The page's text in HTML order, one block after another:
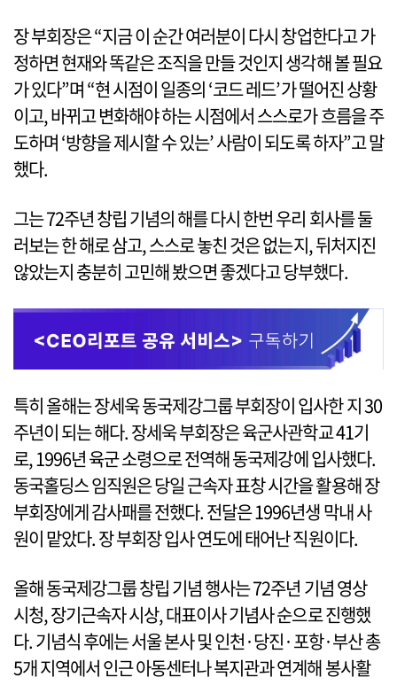
장 부회장은 “지금 이 순간 여러분이 다시 창업한다고 가
정하면 현재와 똑같은 조직을 만들 것인지 생각해 볼 필요
가 있다”며 “현 시점이 일종의 ‘코드 레드’가 떨어진 상황
이고, 바뀌고 변화해야 하는 시점에서 스스로가 흐름을 주
도하며 ‘방향을 제시할 수 있는’ 사람이 되도록 하자”고 말
했다.
그는 72주년 창립 기념의 해를 다시 한번 우리 회사를 둘
러보는 한 해로 삼고, 스스로 놓친 것은 없는지, 뒤처지진
않았는지 충분히 고민해 봤으면 좋겠다고 당부했다.
특히 올해는 장세욱 동국제강그룹 부회장이 입사한 지 30
주년이 되는 해다. 장세욱 부회장은 육군사관학교 41기
로, 1996년 육군 소령으로 전역해 동국제강에 입사했다.
동국홀딩스 임직원은 당일 근속자 표창 시간을 활용해 장
부회장에게 감사패를 전했다. 전달은 1996년생 막내 사
원이 맡았다. 장 부회장 입사 연도에 태어난 직원이다.
올해 동국제강그룹 창립 기념 행사는 72주년 기념 영상
시청, 장기근속자 시상, 대표이사 기념사 순으로 진행했
다. 기념식 후에는 서울 본사 및 인천·당진·포항·부산 총
5개 지역에서 인근 아동센터나 복지관과 연계해 봉사활